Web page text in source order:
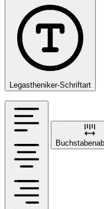
Legastheniker-Schriftart